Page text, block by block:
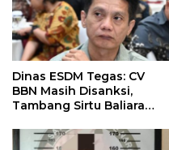
Dinas ESDM Tegas: CV
BBN Masih Disanksi,
Tambang Sirtu Baliara